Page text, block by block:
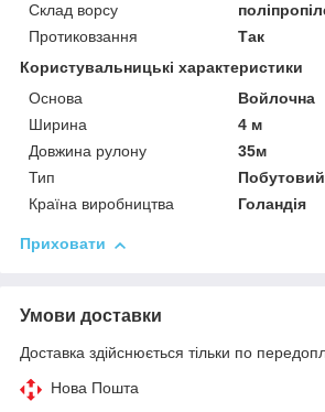
Склад ворсу
Протиковзання
Так
Користувальницькі характеристики
Основа
Войлочна
Ширина
4 м
Довжина рулону
35м
Тип
Країна виробництва
Голандія
Приховати
Умови доставки
Доставка здійснюється тільки по
Нова Пошта